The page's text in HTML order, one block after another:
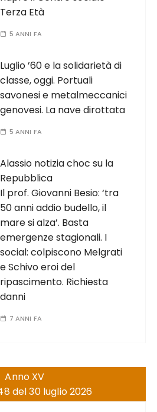
Terza Età
5 ANNI FA
Luglio ’60 e la solidarietà di
classe, oggi. Portuali
savonesi e metalmeccanici
genovesi. La nave dirottata
5 ANNI FA
Alassio notizia choc su la
Repubblica
Il prof. Giovanni Besio: ‘tra
50 anni addio budello, il
mare si alza’. Basta
emergenze stagionali. I
social: colpiscono Melgrati
e Schivo eroi del
ripascimento. Richiesta
danni
7 ANNI FA
Anno XV
del 30 luglio 2026